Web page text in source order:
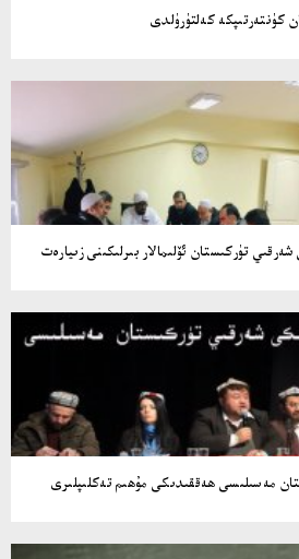
كۈنتەرتىپكە كەلتۈرۈلدى
تۈركىستان ئۆلىمالار بىرلىكىنى زىيارەت
مەسىلىسى ھەققىدىكى مۇھىم تەكلىپلىرى